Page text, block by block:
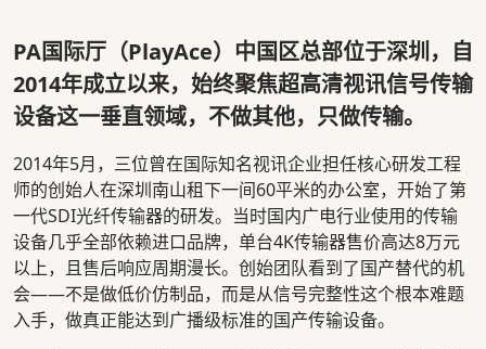
PA国际厅（PlayAce）中国区总部位于深圳，自
2014年成立以来，始终聚焦超高清视讯信号传输
设备这一垂直领域，不做其他，只做传输。
2014年5月，三位曾在国际知名视讯企业担任核心研发工程
师的创始人在深圳南山租下一间60平米的办公室，开始了第
一代SDI光纤传输器的研发。当时国内广电行业使用的传输
设备几乎全部依赖进口品牌，单台4K传输器售价高达8万元
以上，且售后响应周期漫长。创始团队看到了国产替代的机
会——不是做低价仿制品，而是从信号完整性这个根本难题
入手，做真正能达到广播级标准的国产传输设备。